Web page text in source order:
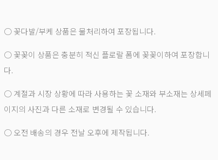
○ 꽃다발/부케 상품은 물처리하여 포장됩니다.
○ 꽃꽂이 상품은 충분히 적신 플로랄 폼에 꽂꽂이하여 포장합니
다.
○ 계절과 시장 상황에 따라 사용하는 꽃 소재와 부소재는 상세페
이지의 사진과 다른 소재로 변경될 수 있습니다.
○ 오전 배송의 경우 전날 오후에 제작됩니다.